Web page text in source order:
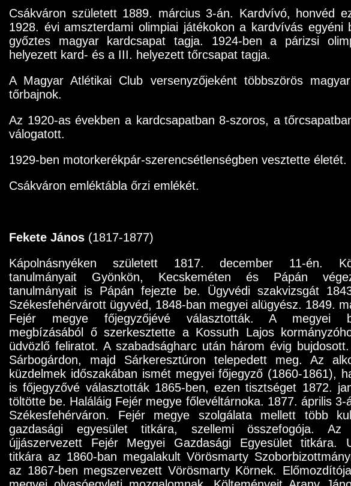
Csákváron született 1889. március 3-án. Kardvívó, honvéd
1928. évi amszterdami olimpiai játékokon a kardvívás egyéni
győztes magyar kardcsapat tagja. 1924-ben a párizsi
helyezett kard- és a III. helyezett tőrcsapat tagja.
A Magyar Atlétikai Club versenyzőjeként többszörös
tőrbajnok.
Az 1920-as években a kardcsapatban 8-szoros, a
válogatott.
1929-ben motorkerékpár-szerencsétlenségben vesztette életét.
Csákváron emléktábla őrzi emlékét.
Fekete János (1817-1877)
Kápolnásnyéken született 1817. december 11-én.
tanulmányait Gyönkön, Kecskeméten és Pápán
tanulmányait is Pápán fejezte be. Ügyvédi szakvizsgát
Székesfehérvárott ügyvéd, 1848-ban megyei alügyész. 1849.
Fejér megye főjegyzőjévé választották. A megyei
megbízásából ő szerkesztette a Kossuth Lajos
üdvözlő feliratot. A szabadságharc után három évig
Sárbogárdon, majd Sárkeresztúron telepedett meg. Az
küzdelmek időszakában ismét megyei főjegyző (1860-1861),
is főjegyzővé választották 1865-ben, ezen tisztséget 1872.
töltötte be. Haláláig Fejér megye főlevéltárnoka. 1877. április 3-
Székesfehérváron. Fejér megye szolgálata mellett több
gazdasági egyesület titkára, szellemi összefogója. Az
újjászervezett Fejér Megyei Gazdasági Egyesület titkára.
titkára az 1860-ban megalakult Vörösmarty
az 1867-ben megszervezett Vörösmarty Körnek.